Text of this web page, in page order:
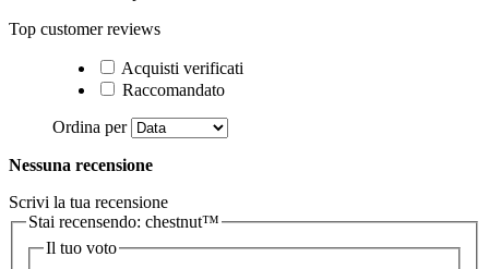
Top customer reviews
Acquisti verificati
Raccomandato
Ordina per
Nessuna recensione
Scrivi la tua recensione
Stai recensendo: chestnut™
Il tuo voto